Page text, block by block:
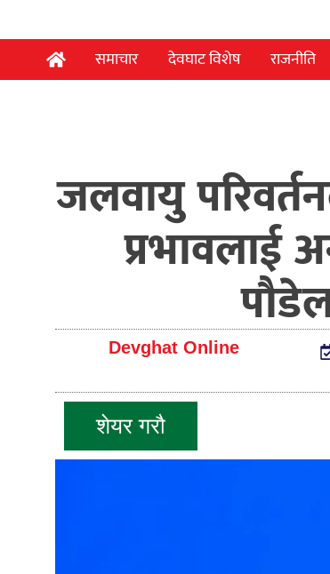
समाचार देवघाट विशेष राजनीति
जलवायु
प्रभावलाई
Devghat Online
शेयर गरौ